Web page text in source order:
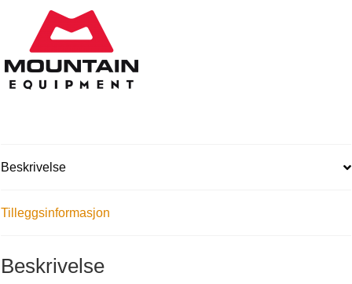
Beskrivelse
Tilleggsinformasjon
Beskrivelse